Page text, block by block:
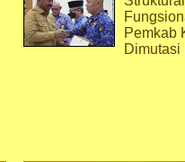
Pemkab
Dimutasi